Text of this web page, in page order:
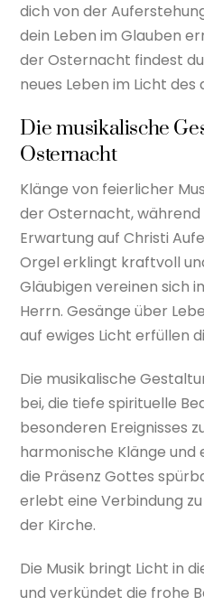
dich von der
dein Leben im Glauben
der Osternacht findest
neues Leben im Licht
Die musikalische
Osternacht
Klänge von feierlicher
der Osternacht,
Erwartung auf Christi
Orgel erklingt kraftvoll
Gläubigen vereinen sich
Herrn. Gesänge über
auf ewiges Licht erfüllen
Die musikalische
bei, die tiefe spirituelle
besonderen Ereignisses
harmonische Klänge
die Präsenz Gottes
erlebt eine Verbindung
der Kirche.
Die Musik bringt Licht in
und verkündet die frohe